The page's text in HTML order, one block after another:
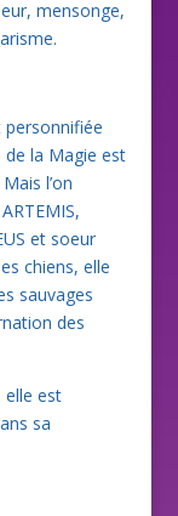
mensonge,
personnifiée
de la Magie est
l’on
et soeur
chiens, elle
sauvages
des
elle est
sa